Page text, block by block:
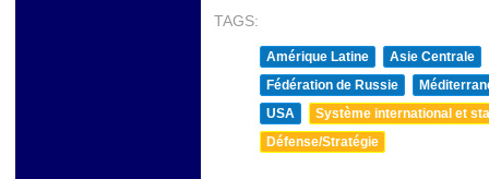
TAGS:
Amérique Latine
Asie Centrale
Fédération de Russie
USA
Système international et
Défense/Stratégie